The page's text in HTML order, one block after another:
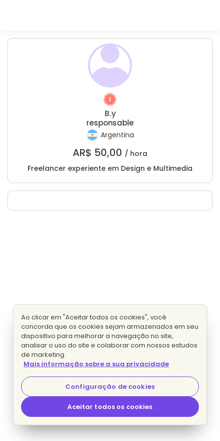
B.y
responsable
Argentina
AR$ 50,00 / hora
Freelancer experiente em Design e Multimedia
Ao clicar em "Aceitar todos os cookies", você
concorda que os cookies sejam armazenados em seu
dispositivo para melhorar a navegação no site,
analisar o uso do site e colaborar com nossos estudos
de marketing.
Mais informação sobre a sua privacidade
Configuração de cookies
Aceitar todos os cookies